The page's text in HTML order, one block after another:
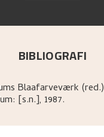
BIBLIOGRAFI
Blaafarveværk (red.)
[s.n.], 1987.